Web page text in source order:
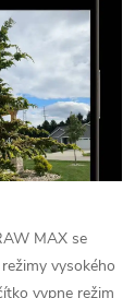
MAX se
vysokého
vypne režim